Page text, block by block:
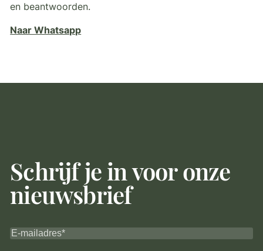
en beantwoorden.
Naar Whatsapp
Schrijf je in voor onze
nieuwsbrief